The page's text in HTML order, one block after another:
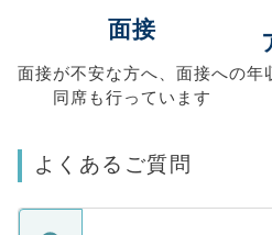
面接
面接が不安な方へ、 面接への
同席も行っています
年
よくあるご質問